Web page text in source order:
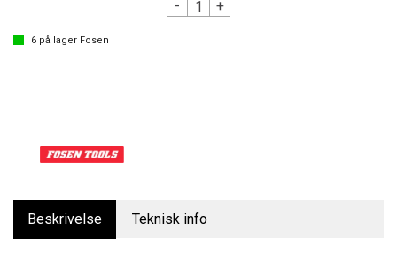
- +
6 på lager Fosen
Beskrivelse Teknisk info